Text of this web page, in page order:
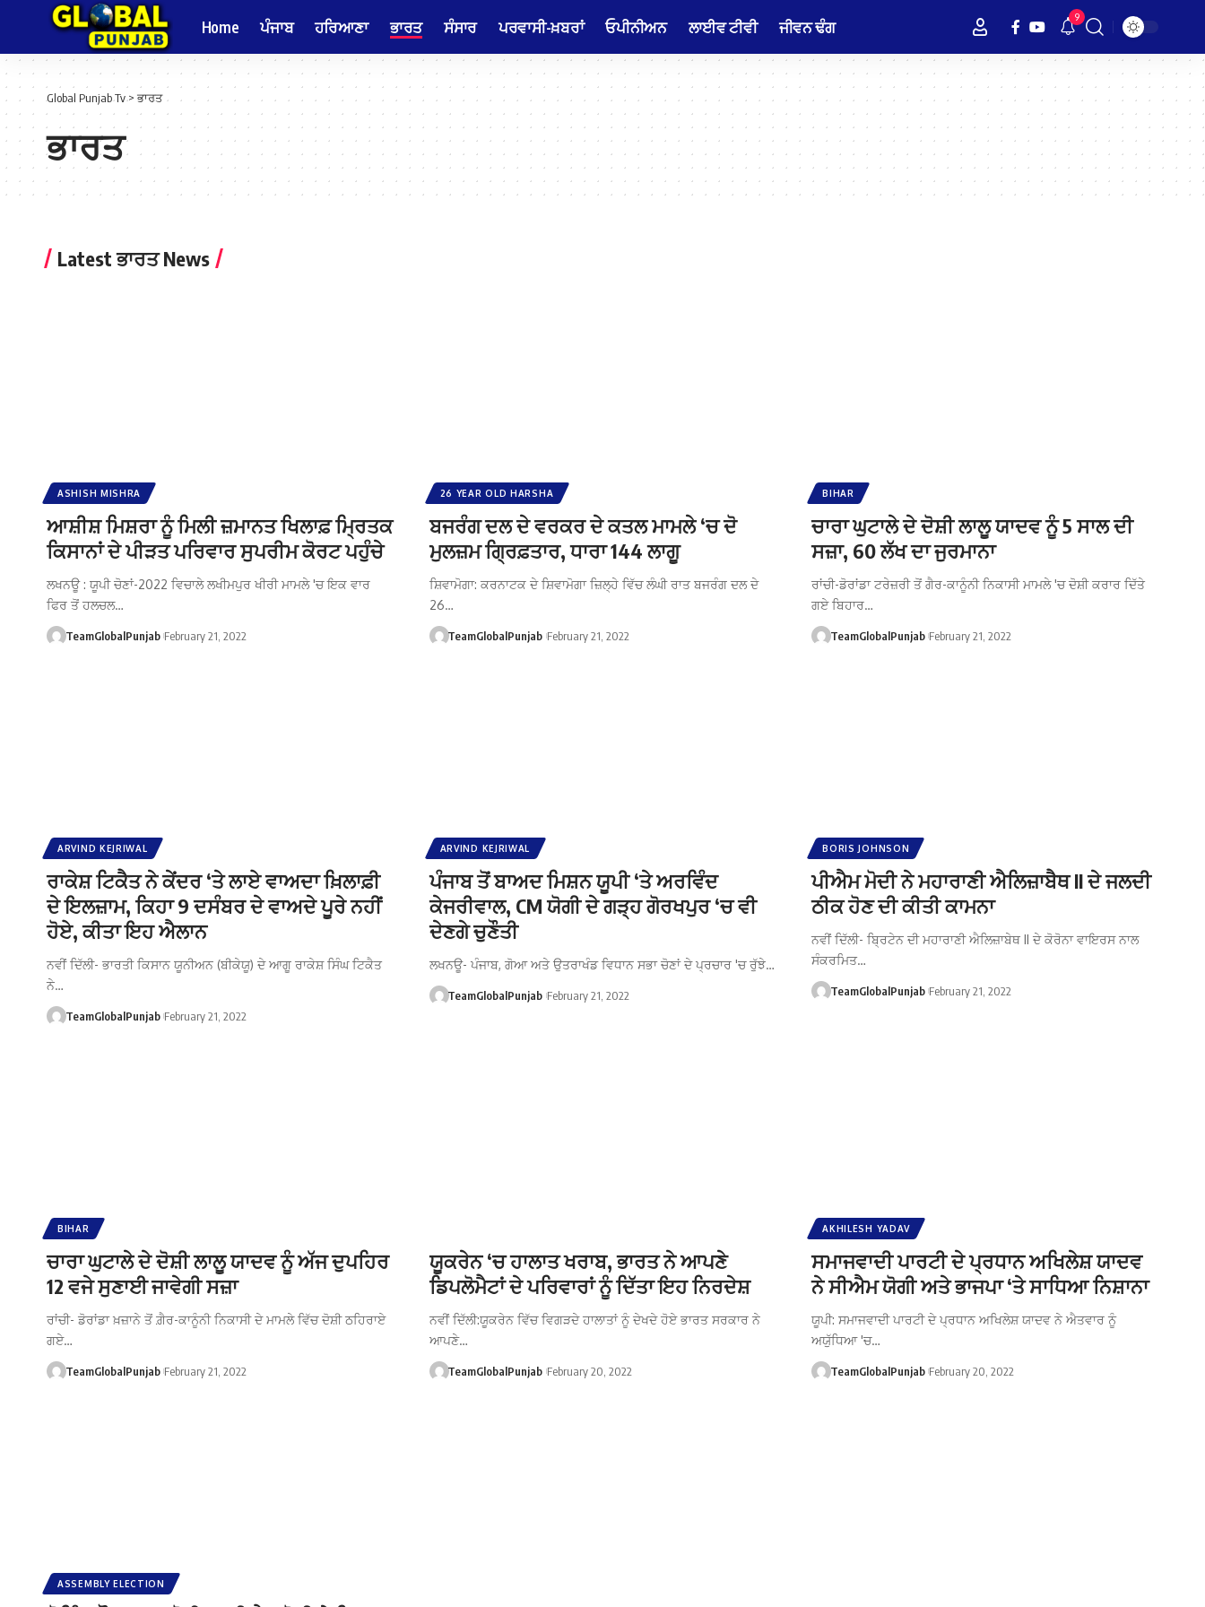
Home ਪੰਜਾਬ ਹਰਿਆਣਾ ਭਾਰਤ ਸੰਸਾਰ ਪਰਵਾਸੀ-ਖ਼ਬਰਾਂ ਓਪੀਨੀਅਨ ਲਾਈਵ ਟੀਵੀ ਜੀਵਨ ਢੰਗ 9
Global Punjab Tv> ਭਾਰਤ
ਭਾਰਤ
Latest ਭਾਰਤ News
ASHISH MISHRA
ਆਸ਼ੀਸ਼ ਮਿਸ਼ਰਾ ਨੂੰ ਮਿਲੀ ਜ਼ਮਾਨਤ ਖਿਲਾਫ਼ ਮ੍ਰਿਤਕ
ਕਿਸਾਨਾਂ ਦੇ ਪੀੜਤ ਪਰਿਵਾਰ ਸੁਪਰੀਮ ਕੋਰਟ ਪਹੁੰਚੇ
ਲਖਨਊ : ਯੂਪੀ ਚੋਣਾਂ-2022 ਵਿਚਾਲੇ ਲਖੀਮਪੁਰ ਖੀਰੀ ਮਾਮਲੇ 'ਚ ਇਕ ਵਾਰ
ਫਿਰ ਤੋਂ ਹਲਚਲ…
TeamGlobalPunjab February 21, 2022
26 YEAR OLD HARSHA
ਬਜਰੰਗ ਦਲ ਦੇ ਵਰਕਰ ਦੇ ਕਤਲ ਮਾਮਲੇ ‘ਚ ਦੋ
ਮੁਲਜ਼ਮ ਗ੍ਰਿਫ਼ਤਾਰ, ਧਾਰਾ 144 ਲਾਗੂ
ਸ਼ਿਵਾਮੋਗਾ: ਕਰਨਾਟਕ ਦੇ ਸ਼ਿਵਾਮੋਗਾ ਜ਼ਿਲ੍ਹੇ ਵਿੱਚ ਲੰਘੀ ਰਾਤ ਬਜਰੰਗ ਦਲ ਦੇ
26…
TeamGlobalPunjab February 21, 2022
BIHAR
ਚਾਰਾ ਘੁਟਾਲੇ ਦੇ ਦੋਸ਼ੀ ਲਾਲੂ ਯਾਦਵ ਨੂੰ 5 ਸਾਲ ਦੀ
ਸਜ਼ਾ, 60 ਲੱਖ ਦਾ ਜੁਰਮਾਨਾ
ਰਾਂਚੀ-ਡੋਰਾਂਡਾ ਟਰੇਜ਼ਰੀ ਤੋਂ ਗੈਰ-ਕਾਨੂੰਨੀ ਨਿਕਾਸੀ ਮਾਮਲੇ 'ਚ ਦੋਸ਼ੀ ਕਰਾਰ ਦਿੱਤੇ
ਗਏ ਬਿਹਾਰ…
TeamGlobalPunjab February 21, 2022
ARVIND KEJRIWAL
ਰਾਕੇਸ਼ ਟਿਕੈਤ ਨੇ ਕੇਂਦਰ ‘ਤੇ ਲਾਏ ਵਾਅਦਾ ਖ਼ਿਲਾਫ਼ੀ
ਦੇ ਇਲਜ਼ਾਮ, ਕਿਹਾ 9 ਦਸੰਬਰ ਦੇ ਵਾਅਦੇ ਪੂਰੇ ਨਹੀਂ
ਹੋਏ, ਕੀਤਾ ਇਹ ਐਲਾਨ
ਨਵੀਂ ਦਿੱਲੀ- ਭਾਰਤੀ ਕਿਸਾਨ ਯੂਨੀਅਨ (ਬੀਕੇਯੂ) ਦੇ ਆਗੂ ਰਾਕੇਸ਼ ਸਿੰਘ ਟਿਕੈਤ
ਨੇ…
TeamGlobalPunjab February 21, 2022
ARVIND KEJRIWAL
ਪੰਜਾਬ ਤੋਂ ਬਾਅਦ ਮਿਸ਼ਨ ਯੂਪੀ ‘ਤੇ ਅਰਵਿੰਦ
ਕੇਜਰੀਵਾਲ, CM ਯੋਗੀ ਦੇ ਗੜ੍ਹ ਗੋਰਖਪੁਰ ‘ਚ ਵੀ
ਦੇਣਗੇ ਚੁਣੌਤੀ
ਲਖਨਊ- ਪੰਜਾਬ, ਗੋਆ ਅਤੇ ਉਤਰਾਖੰਡ ਵਿਧਾਨ ਸਭਾ ਚੋਣਾਂ ਦੇ ਪ੍ਰਚਾਰ 'ਚ ਰੁੱਝੇ…
TeamGlobalPunjab February 21, 2022
BORIS JOHNSON
ਪੀਐਮ ਮੋਦੀ ਨੇ ਮਹਾਰਾਣੀ ਐਲਿਜ਼ਾਬੈਥ II ਦੇ ਜਲਦੀ
ਠੀਕ ਹੋਣ ਦੀ ਕੀਤੀ ਕਾਮਨਾ
ਨਵੀਂ ਦਿੱਲੀ- ਬ੍ਰਿਟੇਨ ਦੀ ਮਹਾਰਾਣੀ ਐਲਿਜ਼ਾਬੇਥ II ਦੇ ਕੋਰੋਨਾ ਵਾਇਰਸ ਨਾਲ
ਸੰਕਰਮਿਤ…
TeamGlobalPunjab February 21, 2022
BIHAR
ਚਾਰਾ ਘੁਟਾਲੇ ਦੇ ਦੋਸ਼ੀ ਲਾਲੂ ਯਾਦਵ ਨੂੰ ਅੱਜ ਦੁਪਹਿਰ
12 ਵਜੇ ਸੁਣਾਈ ਜਾਵੇਗੀ ਸਜ਼ਾ
ਰਾਂਚੀ- ਡੋਰਾਂਡਾ ਖ਼ਜ਼ਾਨੇ ਤੋਂ ਗ਼ੈਰ-ਕਾਨੂੰਨੀ ਨਿਕਾਸੀ ਦੇ ਮਾਮਲੇ ਵਿੱਚ ਦੋਸ਼ੀ ਠਹਿਰਾਏ
ਗਏ…
TeamGlobalPunjab February 21, 2022
ਯੂਕਰੇਨ ‘ਚ ਹਾਲਾਤ ਖਰਾਬ, ਭਾਰਤ ਨੇ ਆਪਣੇ
ਡਿਪਲੋਮੈਟਾਂ ਦੇ ਪਰਿਵਾਰਾਂ ਨੂੰ ਦਿੱਤਾ ਇਹ ਨਿਰਦੇਸ਼
ਨਵੀਂ ਦਿੱਲੀ:ਯੂਕਰੇਨ ਵਿੱਚ ਵਿਗੜਦੇ ਹਾਲਾਤਾਂ ਨੂੰ ਦੇਖਦੇ ਹੋਏ ਭਾਰਤ ਸਰਕਾਰ ਨੇ
ਆਪਣੇ…
TeamGlobalPunjab February 20, 2022
AKHILESH YADAV
ਸਮਾਜਵਾਦੀ ਪਾਰਟੀ ਦੇ ਪ੍ਰਧਾਨ ਅਖਿਲੇਸ਼ ਯਾਦਵ
ਨੇ ਸੀਐਮ ਯੋਗੀ ਅਤੇ ਭਾਜਪਾ ‘ਤੇ ਸਾਧਿਆ ਨਿਸ਼ਾਨਾ
ਯੂਪੀ: ਸਮਾਜਵਾਦੀ ਪਾਰਟੀ ਦੇ ਪ੍ਰਧਾਨ ਅਖਿਲੇਸ਼ ਯਾਦਵ ਨੇ ਐਤਵਾਰ ਨੂੰ
ਅਯੁੱਧਿਆ 'ਚ…
TeamGlobalPunjab February 20, 2022
ASSEMBLY ELECTION